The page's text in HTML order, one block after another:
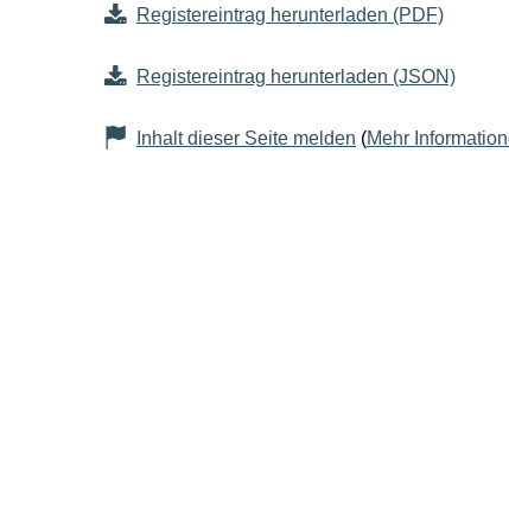
Registereintrag herunterladen (PDF)
Registereintrag herunterladen (JSON)
Inhalt dieser Seite melden (Mehr